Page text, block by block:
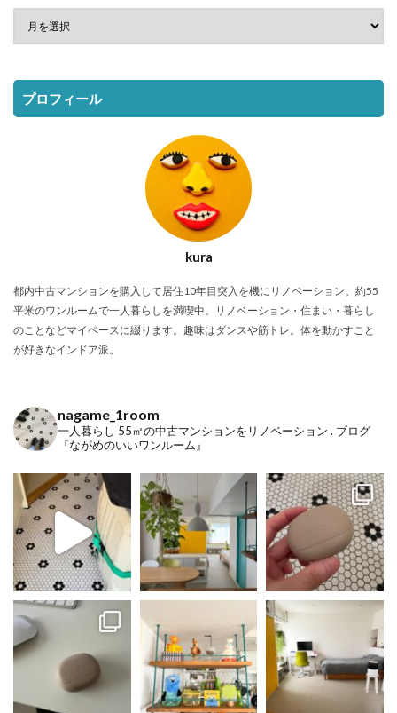
プロフィール
kura
都内中古マンションを購入して居住10年目突入を機にリノベーション。約55
平米のワンルームで一人暮らしを満喫中。リノベーション・住まい・暮らし
のことなどマイペースに綴ります。趣味はダンスや筋トレ。体を動かすこと
が好きなインドア派。
nagame_1room
一人暮らし 55㎡の中古マンションをリノベーション . ブログ
『ながめのいいワンルーム』